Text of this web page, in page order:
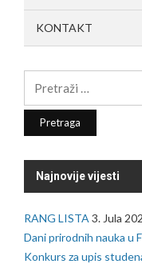
KONTAKT
Najnovije vijesti
RANG LISTA 3. Jula
Dani prirodnih nauka u
Konkurs za upis